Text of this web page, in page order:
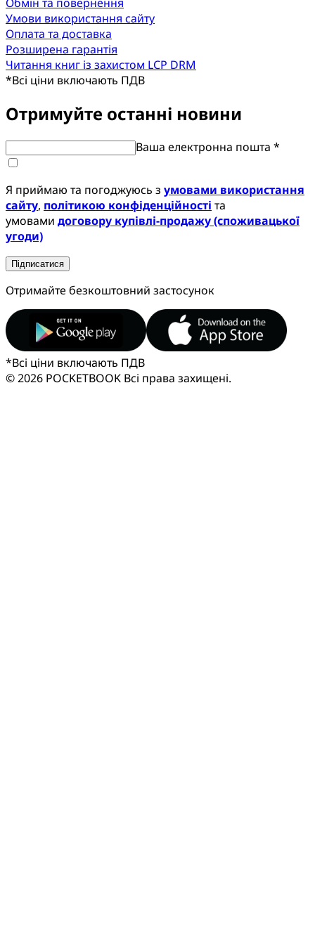
Умови використання сайту
Оплата та доставка
Розширена гарантія
Читання книг із захистом LCP DRM
*Всі ціни включають ПДВ
Отримуйте останні новини
Ваша електронна пошта *
Я приймаю та погоджуюсь з умовами використання
сайту, політикою конфіденційності та
умовами договору купівлі-продажу (споживацької
угоди)
Підписатися
Отримайте безкоштовний застосунок
*Всі ціни включають ПДВ
© 2026 POCKETBOOK Всі права захищені.